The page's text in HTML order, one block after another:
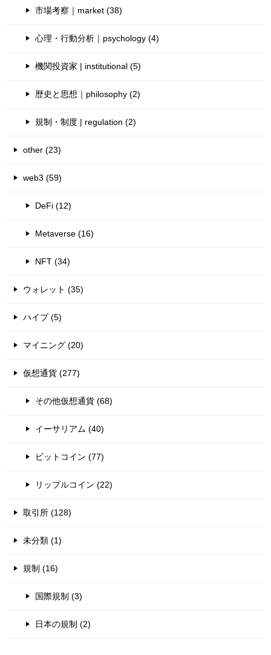
市場考察｜market (38)
心理・行動分析｜psychology (4)
機関投資家 | institutional (5)
歴史と思想｜philosophy (2)
規制・制度 | regulation (2)
other (23)
web3 (59)
DeFi (12)
Metaverse (16)
NFT (34)
ウォレット (35)
ハイプ (5)
マイニング (20)
仮想通貨 (277)
その他仮想通貨 (68)
イーサリアム (40)
ビットコイン (77)
リップルコイン (22)
取引所 (128)
未分類 (1)
規制 (16)
国際規制 (3)
日本の規制 (2)